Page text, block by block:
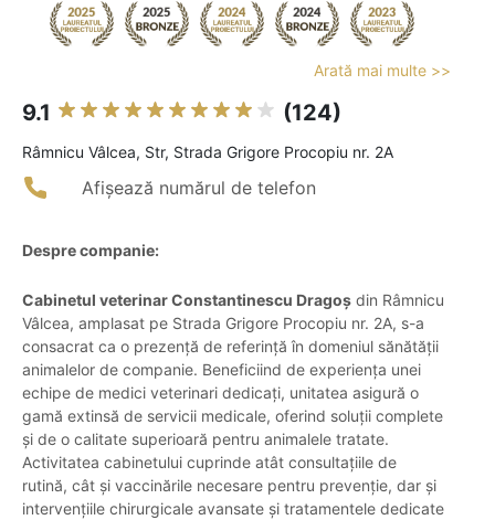
Arată mai multe >>
9.1 (124)
Râmnicu Vâlcea, Str, Strada Grigore Procopiu nr. 2A
Afișează numărul de telefon
Despre companie:
Cabinetul veterinar Constantinescu Dragoș din Râmnicu
Vâlcea, amplasat pe Strada Grigore Procopiu nr. 2A, s-a
consacrat ca o prezență de referință în domeniul sănătății
animalelor de companie. Beneficiind de experiența unei
echipe de medici veterinari dedicați, unitatea asigură o
gamă extinsă de servicii medicale, oferind soluții complete
și de o calitate superioară pentru animalele tratate.
Activitatea cabinetului cuprinde atât consultațiile de
rutină, cât și vaccinările necesare pentru prevenție, dar și
intervențiile chirurgicale avansate și tratamentele dedicate